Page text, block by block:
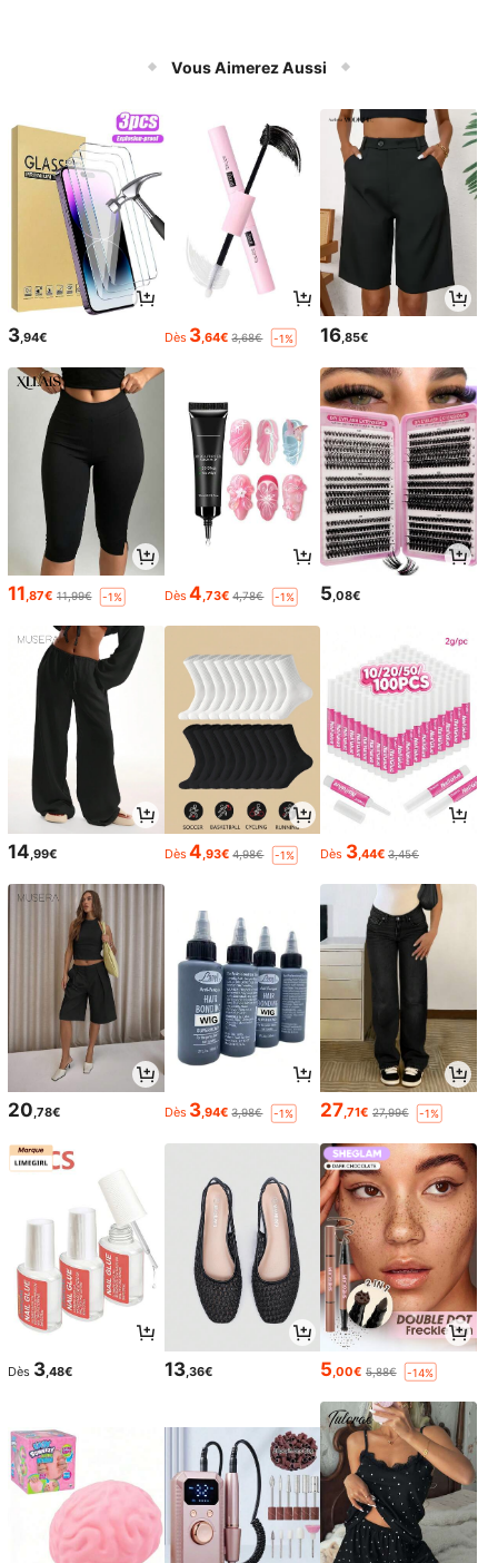
Vous Aimerez Aussi
3 ,94€ Dès 3 ,64€ 3,68€ -1% 16 ,85€
11,87€ 11,99€ -1% Dès4,73€ 4,78€ -1% 5,08€
14,99€ Dès4,93€ 4,98€ -1% Dès 3,44€ 3,45€
20,78€ Dès 3,94€ 3,98€ -1% 27,71€ 27,99€ -1%
Dès 3,48€ 13,36€ 5 ,00€ 5,88€ -14%